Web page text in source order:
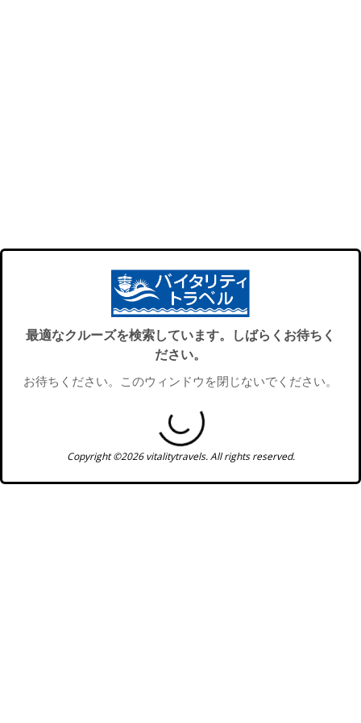
最適なクルーズを検索しています。しばらくお待ちく
ださい。
お待ちください。このウィンドウを閉じないでください。
Copyright ©2026 vitalitytravels. All rights reserved.